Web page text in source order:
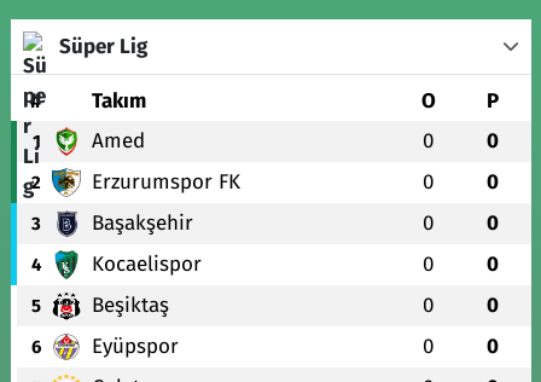
Süper Lig
# Takım O P
1 Amed 0 0
2 Erzurumspor FK 0 0
3 Başakşehir 0 0
4 Kocaelispor 0 0
5 Beşiktaş 0 0
6 Eyüpspor 0 0